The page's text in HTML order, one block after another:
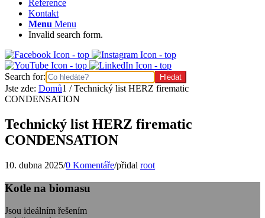
Reference
Kontakt
Menu Menu
Invalid search form.
Search for:
Jste zde: Domů1 / Technický list HERZ firematic
CONDENSATION
Technický list HERZ firematic
CONDENSATION
10. dubna 2025/0 Komentáře/přidal root
Kotle na biomasu
Jsou ideálním řešením